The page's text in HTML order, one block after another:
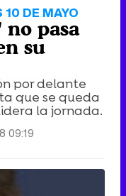
DE MAYO
pasa
su
por delante
que se queda
lidera la jornada.
09:19